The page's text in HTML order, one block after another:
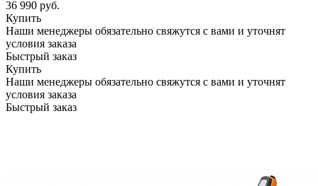
36 990 руб.
Купить
Наши менеджеры обязательно свяжутся с вами и уточнят
условия заказа
Быстрый заказ
Купить
Наши менеджеры обязательно свяжутся с вами и уточнят
условия заказа
Быстрый заказ